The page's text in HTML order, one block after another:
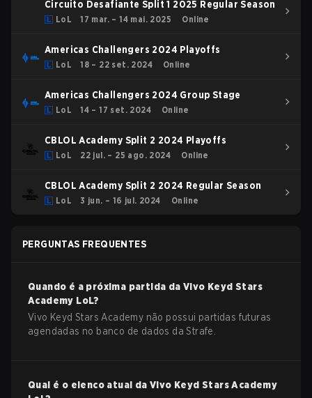
Circuito Desafiante Split 1 2025 Regular Season
LoL 17 mar. – 14 mai. 2025 Online
Americas Challengers 2024 Playoffs
LoL 18 – 22 set. 2024 Online
Americas Challengers 2024 Group Stage
LoL 14 – 17 set. 2024 Online
CBLOL Academy Split 2 2024 Playoffs
LoL 22 jul. – 25 ago. 2024 Online
CBLOL Academy Split 2 2024 Regular Season
LoL 3 jun. – 16 jul. 2024 Online
PERGUNTAS FREQUENTES
Quando é a próxima partida da Vivo Keyd Stars
Academy LoL?
Vivo Keyd Stars Academy não possui partidas futuras
agendadas no banco de dados da Strafe.
Qual é o elenco atual da Vivo Keyd Stars Academy